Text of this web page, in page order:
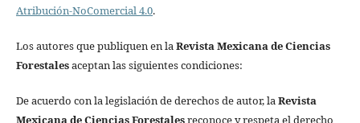
Atribución-NoComercial 4.0.
Los autores que publiquen en laRevista Mexicana de Ciencias
Forestalesaceptan las siguientes condiciones:
De acuerdo con la legislación de derechos de autor, laRevista
Mexicana de Ciencias Forestalesreconoce y respeta el derecho